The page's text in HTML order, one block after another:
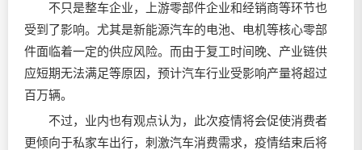
不只是整车企业，上游零部件企业和经销商等环节也
受到了影响。尤其是新能源汽车的电池、电机等核心零部
件面临着一定的供应风险。而由于复工时间晚、产业链供
应短期无法满足等原因，预计汽车行业受影响产量将超过
百万辆。
不过，业内也有观点认为，此次疫情将会促使消费者
更倾向于私家车出行，刺激汽车消费需求，疫情结束后将